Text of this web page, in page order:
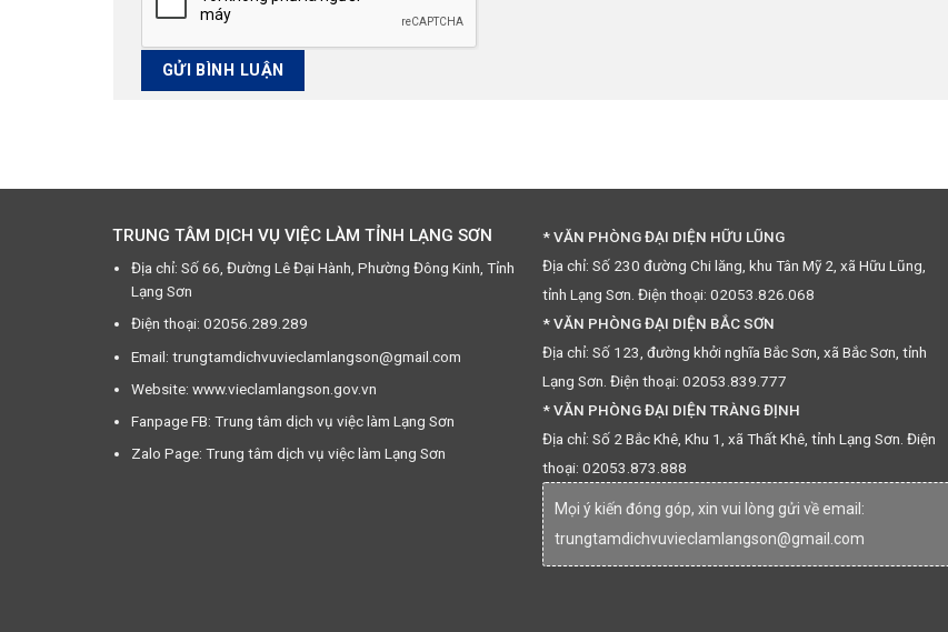
TRUNG TÂM DỊCH VỤ VIỆC LÀM TỈNH LẠNG SƠN
Địa chỉ: Số 66, Đường Lê Đại Hành, Phường Đông Kinh, Tỉnh
Lạng Sơn
Điện thoại: 02056.289.289
Email: trungtamdichvuvieclamlangson@gmail.com
Website: www.vieclamlangson.gov.vn
Fanpage FB: Trung tâm dịch vụ việc làm Lạng Sơn
Zalo Page: Trung tâm dịch vụ việc làm Lạng Sơn
* VĂN PHÒNG ĐẠI DIỆN HỮU LŨNG
Địa chỉ: Số 230 đường Chi lăng, khu Tân Mỹ 2, xã Hữu Lũng,
tỉnh Lạng Sơn. Điện thoại: 02053.826.068
* VĂN PHÒNG ĐẠI DIỆN BẮC SƠN
Địa chỉ: Số 123, đường khởi nghĩa Bắc Sơn, xã Bắc Sơn, tỉnh
Lạng Sơn. Điện thoại: 02053.839.777
* VĂN PHÒNG ĐẠI DIỆN TRÀNG ĐỊNH
Địa chỉ: Số 2 Bắc Khê, Khu 1, xã Thất Khê, tỉnh Lạng Sơn. Điện
thoại: 02053.873.888
Mọi ý kiến đóng góp, xin vui lòng gửi về email:
trungtamdichvuvieclamlangson@gmail.com